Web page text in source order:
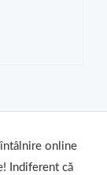
online
Indiferent că